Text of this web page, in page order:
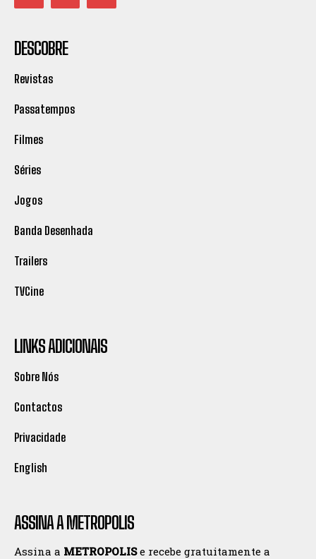
DESCOBRE
Revistas
Passatempos
Filmes
Séries
Jogos
Banda Desenhada
Trailers
TVCine
LINKS ADICIONAIS
Sobre Nós
Contactos
Privacidade
English
ASSINA A METROPOLIS
Assina a METROPOLISe recebe gratuitamente a